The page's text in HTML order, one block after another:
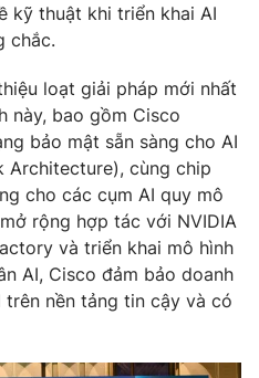
Tấm lòng Việt
Vươn mình bằng AI
VTV8
English
kỹ thuật khi triển khai AI
chắc.
loạt giải pháp mới nhất
này, bao gồm Cisco
bảo mật sẵn sàng cho AI
Architecture), cùng chip
cho các cụm AI quy mô
rộng hợp tác với NVIDIA
và triển khai mô hình
AI, Cisco đảm bảo doanh
nền tảng tin cậy và có